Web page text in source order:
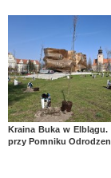
Kraina Buka w Elblągu.
przy Pomniku